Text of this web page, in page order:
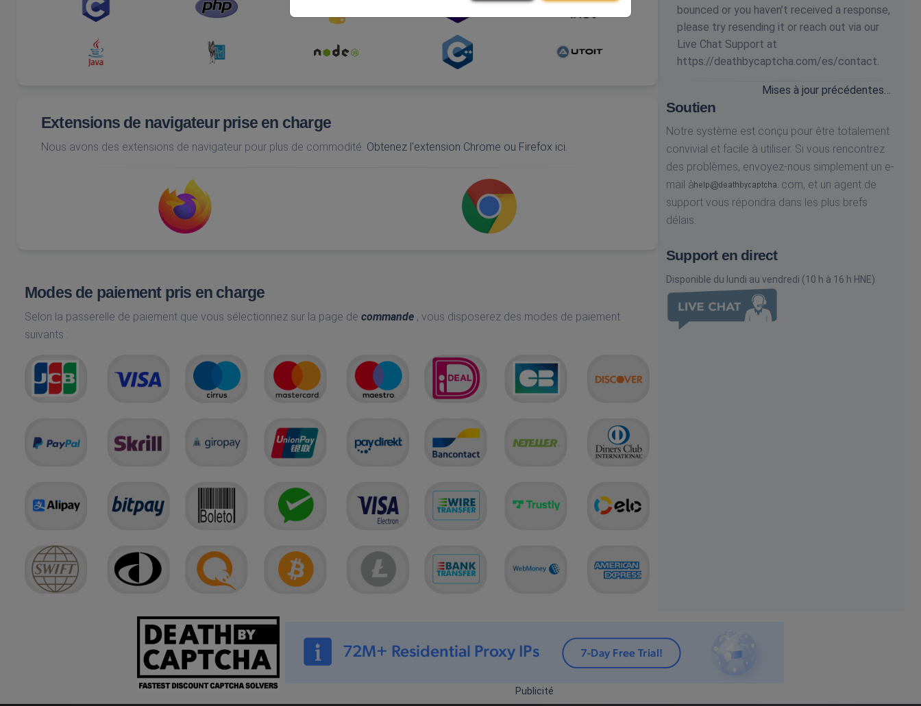
Extensions de navigateur prise en charge
Nous avons des extensions de navigateur pour plus de commodité. Obtenez l'extension Chrome ou Firefox ici.
Modes de paiement pris en charge
Selon la passerelle de paiement que vous sélectionnez sur la page de commande , vous disposerez des modes de paiement
suivants :
bounced or you haven’t received a response,
please try resending it or reach out via our
Live Chat Support at
https://deathbycaptcha.com/es/contact.
Mises à jour précédentes…
Soutien
Notre système est conçu pour être totalement
convivial et facile à utiliser. Si vous rencontrez
des problèmes, envoyez-nous simplement un e-
mail à
com, et un agent de
support vous répondra dans les plus brefs
délais.
Support en direct
Disponible du lundi au vendredi (10 h à 16 h HNE)
Publicité